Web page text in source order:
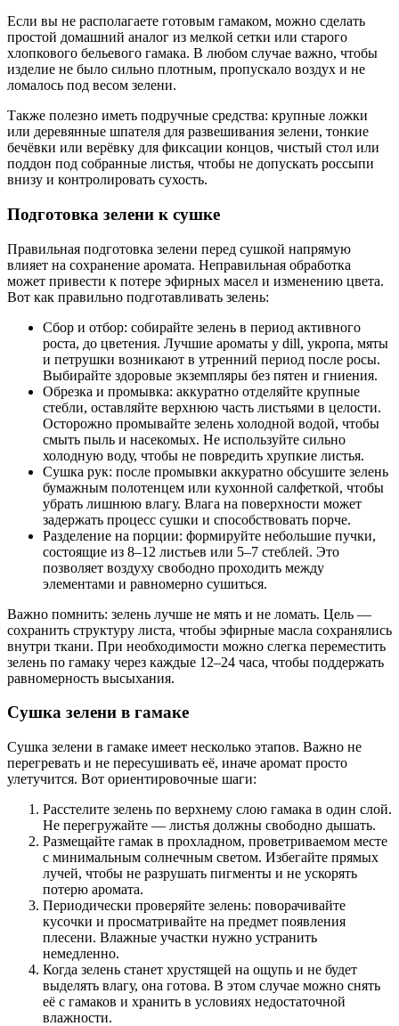
Если вы не располагаете готовым гамаком, можно сделать
простой домашний аналог из мелкой сетки или старого
хлопкового бельевого гамака. В любом случае важно, чтобы
изделие не было сильно плотным, пропускало воздух и не
ломалось под весом зелени.
Также полезно иметь подручные средства: крупные ложки
или деревянные шпателя для развешивания зелени, тонкие
бечёвки или верёвку для фиксации концов, чистый стол или
поддон под собранные листья, чтобы не допускать россыпи
внизу и контролировать сухость.
Подготовка зелени к сушке
Правильная подготовка зелени перед сушкой напрямую
влияет на сохранение аромата. Неправильная обработка
может привести к потере эфирных масел и изменению цвета.
Вот как правильно подготавливать зелень:
Сбор и отбор: собирайте зелень в период активного
роста, до цветения. Лучшие ароматы у dill, укропа, мяты
и петрушки возникают в утренний период после росы.
Выбирайте здоровые экземпляры без пятен и гниения.
Обрезка и промывка: аккуратно отделяйте крупные
стебли, оставляйте верхнюю часть листьями в целости.
Осторожно промывайте зелень холодной водой, чтобы
смыть пыль и насекомых. Не используйте сильно
холодную воду, чтобы не повредить хрупкие листья.
Сушка рук: после промывки аккуратно обсушите зелень
бумажным полотенцем или кухонной салфеткой, чтобы
убрать лишнюю влагу. Влага на поверхности может
задержать процесс сушки и способствовать порче.
Разделение на порции: формируйте небольшие пучки,
состоящие из 8–12 листьев или 5–7 стеблей. Это
позволяет воздуху свободно проходить между
элементами и равномерно сушиться.
Важно помнить: зелень лучше не мять и не ломать. Цель —
сохранить структуру листа, чтобы эфирные масла сохранялись
внутри ткани. При необходимости можно слегка переместить
зелень по гамаку через каждые 12–24 часа, чтобы поддержать
равномерность высыхания.
Сушка зелени в гамаке
Сушка зелени в гамаке имеет несколько этапов. Важно не
перегревать и не пересушивать её, иначе аромат просто
улетучится. Вот ориентировочные шаги:
Расстелите зелень по верхнему слою гамака в один слой.
Не перегружайте — листья должны свободно дышать.
Размещайте гамак в прохладном, проветриваемом месте
с минимальным солнечным светом. Избегайте прямых
лучей, чтобы не разрушать пигменты и не ускорять
потерю аромата.
Периодически проверяйте зелень: поворачивайте
кусочки и просматривайте на предмет появления
плесени. Влажные участки нужно устранить
немедленно.
Когда зелень станет хрустящей на ощупь и не будет
выделять влагу, она готова. В этом случае можно снять
её с гамаков и хранить в условиях недостаточной
влажности.